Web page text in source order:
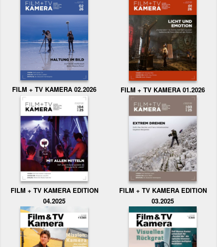
FILM + TV KAMERA 02.2026 FILM + TV KAMERA 01.2026
FILM + TV KAMERA EDITION
04.2025
FILM + TV KAMERA EDITION
03.2025